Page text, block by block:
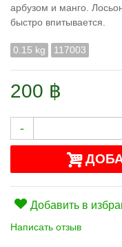
арбузом и манго.
быстро впитывается.
0.15 kg 117003
200 ฿
-
Добавить в
Написать отзыв